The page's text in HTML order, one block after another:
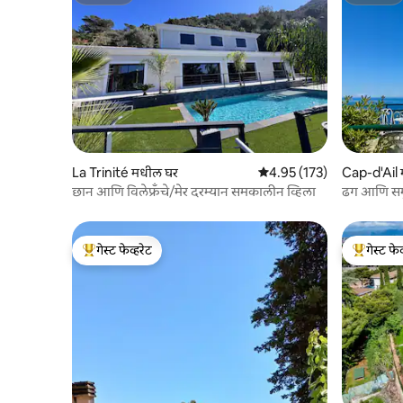
La Trinité मधील घर 5 पैकी 4.95 सरासरी रेटिंग,
4.95 (173)
छान आणि विलेफ्रँचे/मेर दरम्यान समकालीन व्हिला
Cap-d'Ail
ढग आणि
टॉप गेस्ट फेव्हरेट
गेस्ट फेव्हरेट
टॉप गेस्ट
गेस्ट